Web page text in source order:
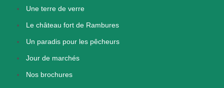
Une terre de verre
Le château fort de Rambures
Un paradis pour les pêcheurs
Jour de marchés
Nos brochures